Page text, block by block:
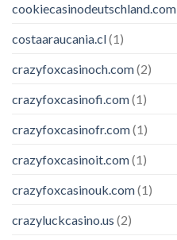
cookiecasinodeutschland.com
costaaraucania.cl(1)
crazyfoxcasinoch.com(2)
crazyfoxcasinofi.com(1)
crazyfoxcasinofr.com(1)
crazyfoxcasinoit.com(1)
crazyfoxcasinouk.com(1)
crazyluckcasino.us (2)